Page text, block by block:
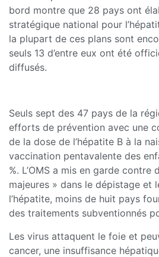
bord montre que 28 pays ont
stratégique national pour
la plupart de ces plans sont
seuls 13 d’entre eux ont été
diffusés.
Seuls sept des 47 pays de la
efforts de prévention avec une
de la dose de l’hépatite B à la
vaccination pentavalente des
%. L’OMS a mis en garde contre
majeures » dans le dépistage et
l’hépatite, moins de huit pays
des traitements subventionnés
Les virus attaquent le foie et
cancer, une insuffisance